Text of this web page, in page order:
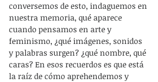
conversemos de esto, indaguemos en
nuestra memoria, qué aparece
cuando pensamos en arte y
feminismo, ¿qué imágenes, sonidos
y palabras surgen? ¿qué nombre, qué
caras? En esos recuerdos es que está
la raíz de cómo aprehendemos y